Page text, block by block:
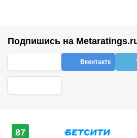
Подпишись на
Вконтакте
87